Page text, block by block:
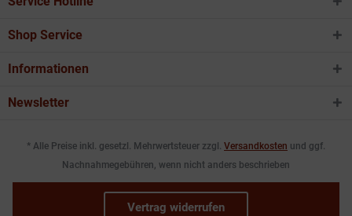
Shop Service
Informationen
Newsletter
* Alle Preise inkl. gesetzl. Mehrwertsteuer zzgl. Versandkosten und ggf.
Nachnahmegebühren, wenn nicht anders beschrieben
Vertrag widerrufen